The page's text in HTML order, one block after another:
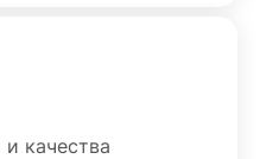
качества